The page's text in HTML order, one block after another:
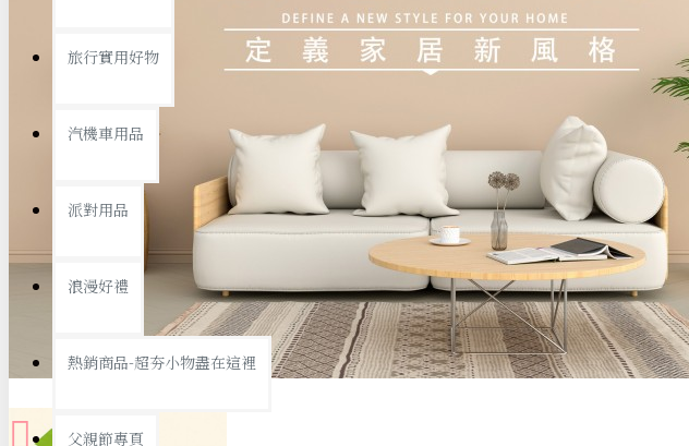
置物架/收納櫃
銅板精選
旅行實用好物
汽機車用品
派對用品
浪漫好禮
熱銷商品-超夯小物盡在這裡
父親節專頁